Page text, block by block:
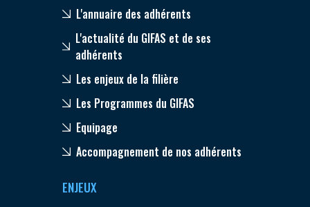
L'annuaire des adhérents
L'actualité du GIFAS et de ses
adhérents
Les enjeux de la filière
Les Programmes du GIFAS
Equipage
Accompagnement de nos adhérents
ENJEUX